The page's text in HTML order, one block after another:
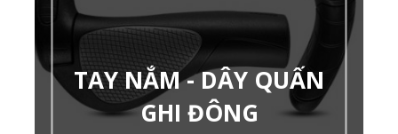
TAY NẮM - DÂY QUẤN
GHI ĐÔNG